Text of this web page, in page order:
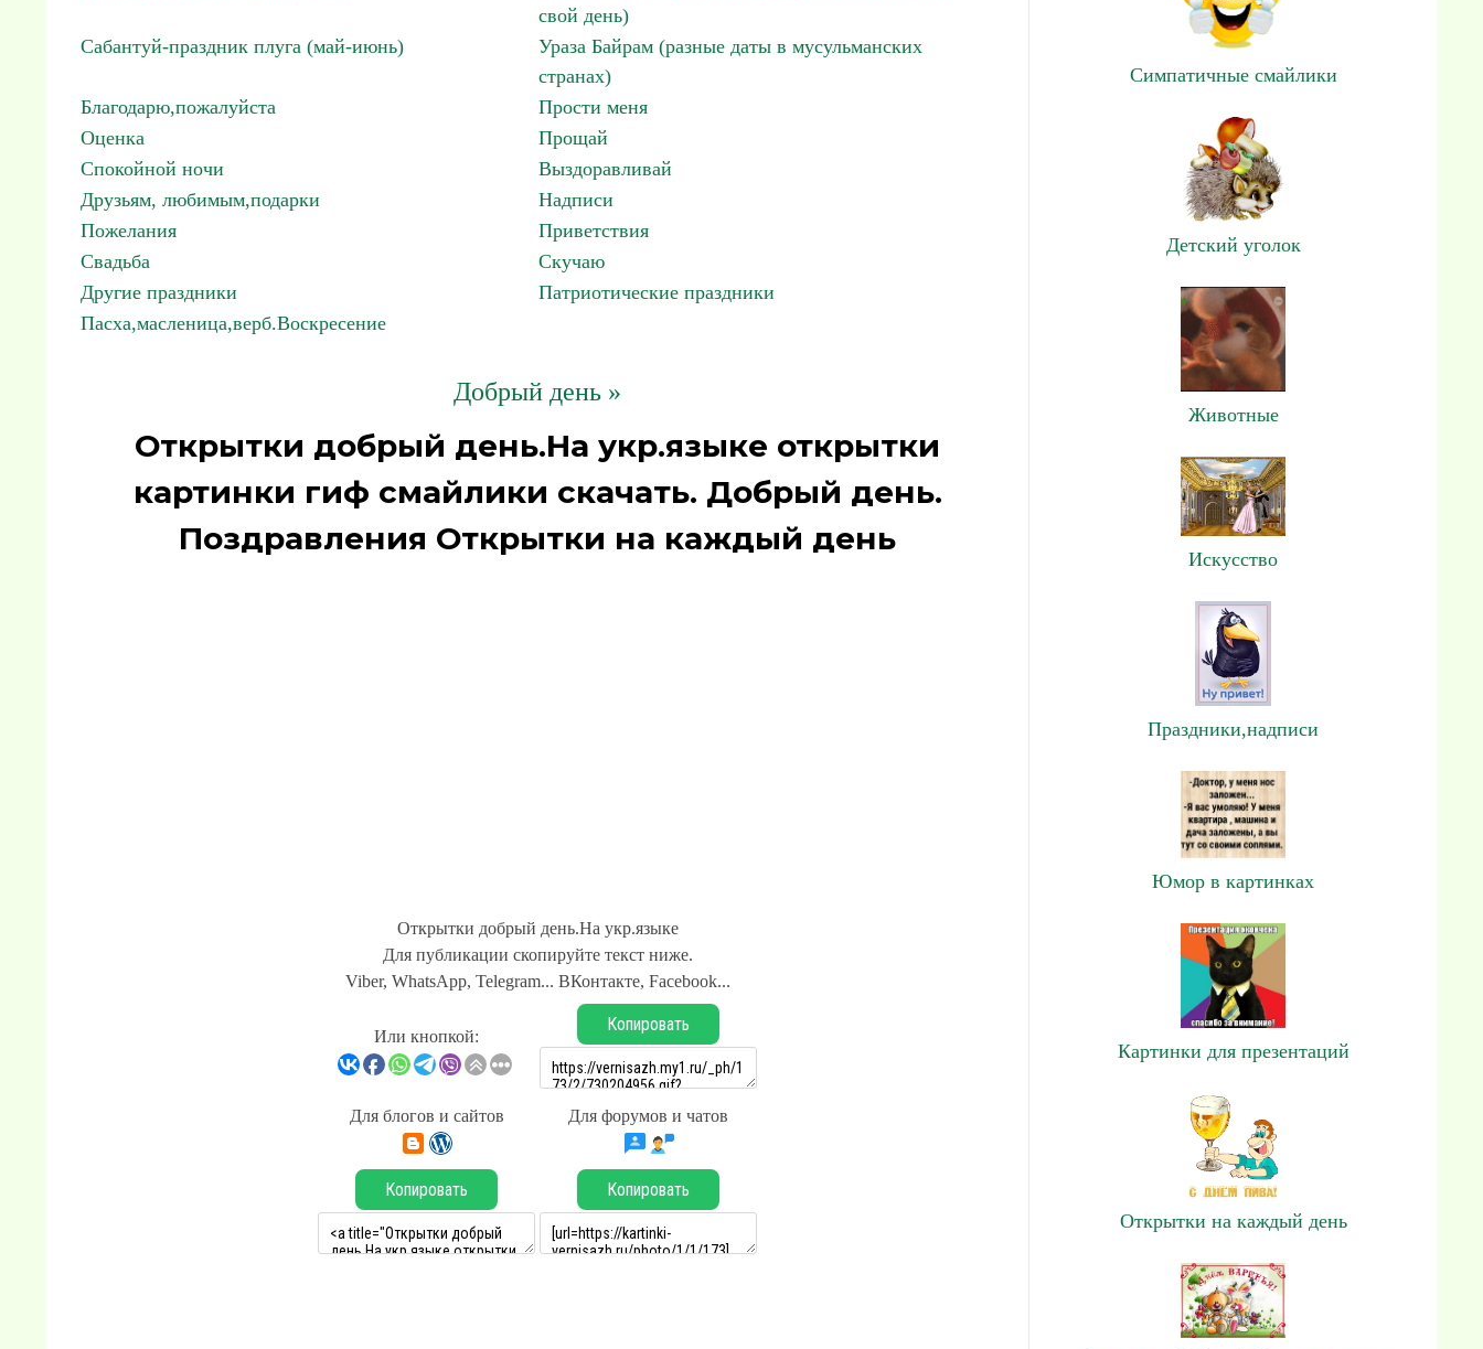
свой день)
Сабантуй-праздник плуга (май-июнь)
Ураза Байрам (разные даты в мусульманских
странах)
Благодарю,пожалуйста
Прости меня
Оценка
Прощай
Спокойной ночи
Выздоравливай
Друзьям, любимым,подарки
Надписи
Пожелания
Приветствия
Свадьба
Скучаю
Другие праздники
Патриотические праздники
Пасха,масленица,верб.Воскресение
Добрый день »
Открытки добрый день.На укр.языке открытки
картинки гиф смайлики скачать. Добрый день.
Поздравления Открытки на каждый день
Открытки добрый день.На укр.языке
Для публикации скопируйте текст ниже.
Viber, WhatsApp, Telegram... ВКонтакте, Facebook...
Или кнопкой:
Копировать
Для блогов и сайтов Для форумов и чатов
Копировать Копировать
Симпатичные смайлики
Детский уголок
Животные
Искусство
Праздники,надписи
Юмор в картинках
Картинки для презентаций
Открытки на каждый день